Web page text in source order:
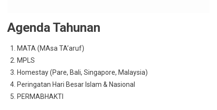
Agenda Tahunan
MATA (MAsa TA’aruf)
MPLS
Homestay (Pare, Bali, Singapore, Malaysia)
Peringatan Hari Besar Islam & Nasional
PERMABHAKTI